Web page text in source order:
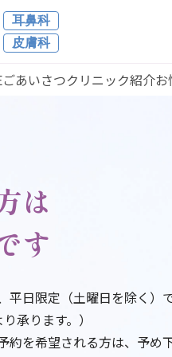
耳鼻科
皮膚科
ごあいさつクリニック紹介お
療実績